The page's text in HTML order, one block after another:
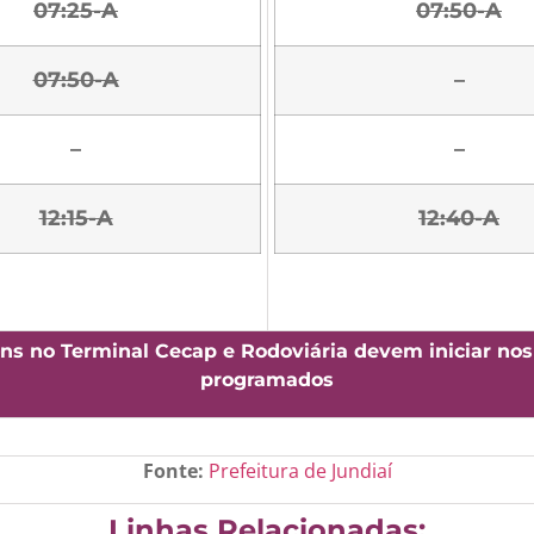
07:25-A
07:50-A
–
12:15-A
07:50-A
–
–
12:40-A
no Terminal Cecap e Rodoviária devem iniciar
programados
Fonte: Prefeitura de Jundiaí